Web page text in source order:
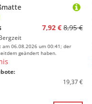
7,92 € 8,95 €
06.08.2026 um 00:41; der
geändert haben.
19,37 €